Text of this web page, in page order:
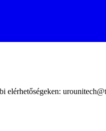
elérhetőségeken: